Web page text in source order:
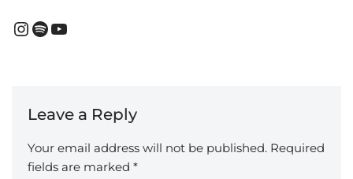
Leave a Reply
Your email address will not be published. Required
fields are marked *